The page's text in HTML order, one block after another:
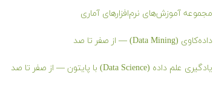
مجموعه آموزش‌های نرم‌افزارهای آماری
داده‌کاوی (Data Mining) — از صفر تا صد
یادگیری علم داده (Data Science) با پایتون — از صفر تا صد